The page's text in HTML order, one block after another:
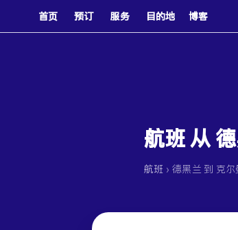
首页 预订 服务 目的地 博客
航班 从
航班 › 德黑兰 到 克尔